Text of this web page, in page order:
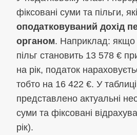
фіксовані суми та пільги, які
оподатковуваний дохід
органом. Наприклад: якщо
пільг становить 13 578 €
на рік, податок
тобто на 16 422 €. У
представлено актуальні
суми та фіксовані
рік).